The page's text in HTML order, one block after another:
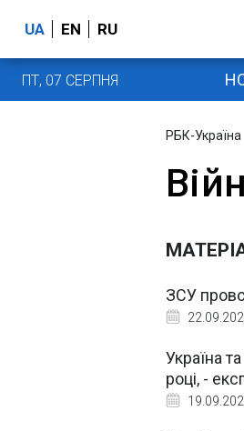
UA EN RU
ПТ, 07 СЕРПНЯ
РБК-Україна
ЗСУ
Україна
році, -